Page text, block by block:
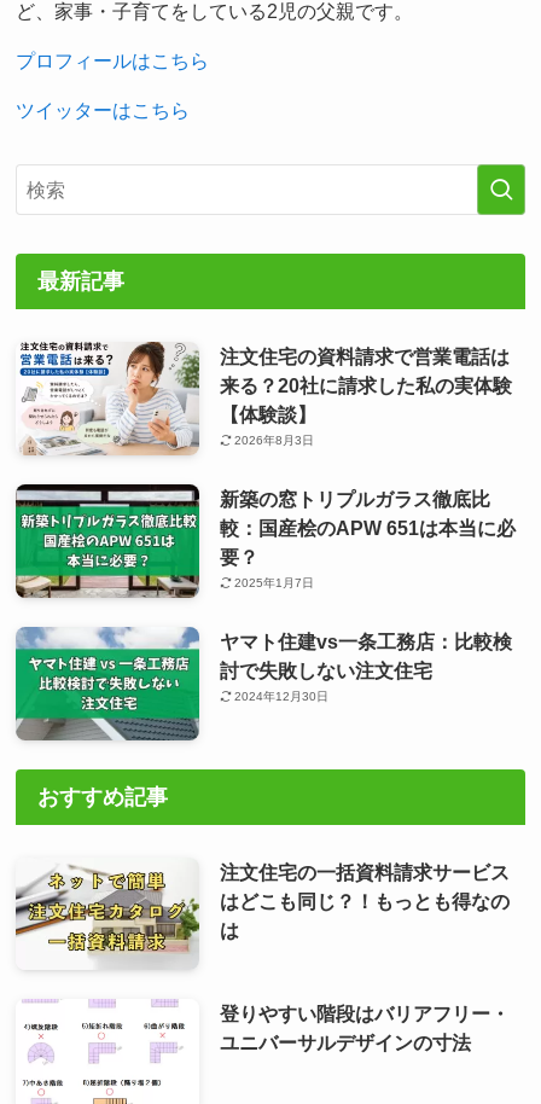
ど、家事・子育てをしている2児の父親です。
プロフィールはこちら
ツイッターはこちら
最新記事
注文住宅の資料請求で営業電話は
来る？20社に請求した私の実体験
【体験談】
2026年8月3日
新築の窓トリプルガラス徹底比
較：国産桧のAPW 651は本当に必
要？
2025年1月7日
ヤマト住建vs一条工務店：比較検
討で失敗しない注文住宅
2024年12月30日
おすすめ記事
注文住宅の一括資料請求サービス
はどこも同じ？！もっとも得なの
は
登りやすい階段はバリアフリー・
ユニバーサルデザインの寸法